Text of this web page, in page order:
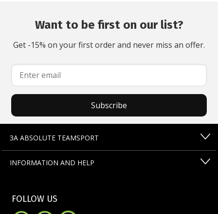
Want to be first on our list?
Get -15% on your first order and never miss an offer.
Subscribe
ЗА ABSOLUTE TEAMSPORT
INFORMATION AND HELP
FOLLOW US